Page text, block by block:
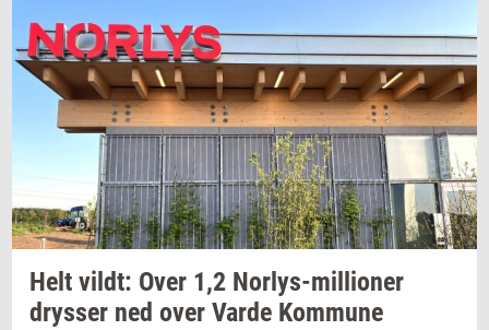
Helt vildt: Over 1,2 Norlys-​millioner
drys­ser ned over Varde Kom­mu­ne